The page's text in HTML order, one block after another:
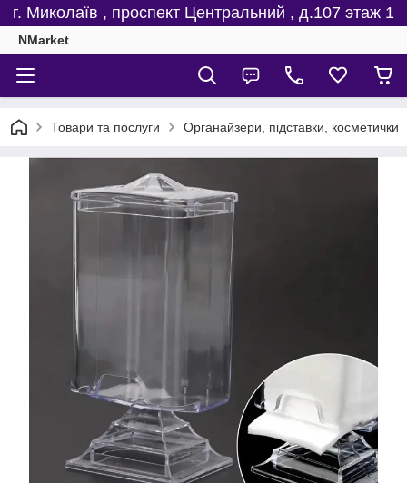
г. Миколаїв , проспект Центральний , д.107 этаж 1
NMarket
Товари та послуги Органайзери, підставки, косметички